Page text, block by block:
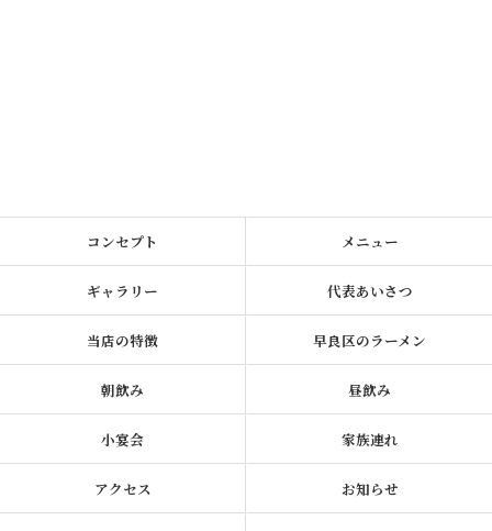
コンセプト メニュー
ギャラリー 代表あいさつ
当店の特徴 早良区のラーメン
朝飲み 昼飲み
小宴会 家族連れ
アクセス お知らせ